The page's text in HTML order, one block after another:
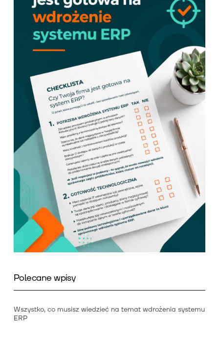
Polecane wpisy
Wszystko, co musisz wiedzieć na temat wdrożenia systemu
ERP